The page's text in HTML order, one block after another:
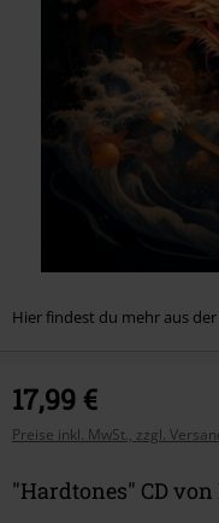
Hier findest du mehr aus der
17,99 €
Preise inkl. MwSt., zzgl.
"Hardtones" CD